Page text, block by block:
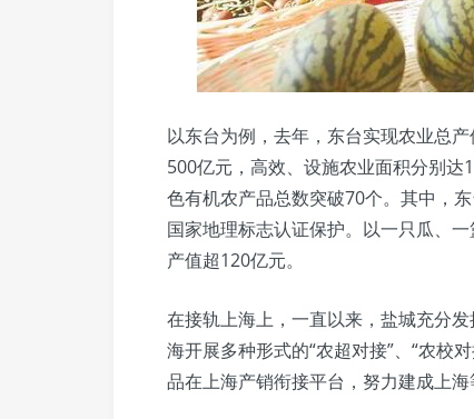
以东台为例，去年，东台实现农业总
500亿元，高效、设施农业面积分别
色有机农产品总数突破70个。其中，
国家地理标志认证保护。以一只瓜、
产值超120亿元。
在接轨上海上，一直以来，盐城充分
海开展多种形式的“农超对接”、“农校
品在上海产销衔接平台，努力建成上海